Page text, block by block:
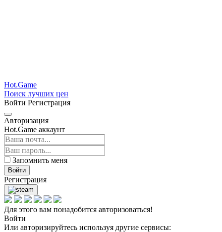
Hot.Game
Поиск лучших цен
Войти Регистрация
Авторизация
Hot.Game аккаунт
Запомнить меня
Войти
Регистрация
Для этого вам понадобится авторизоваться!
Войти
Или авторизируйтесь используя другие сервисы: